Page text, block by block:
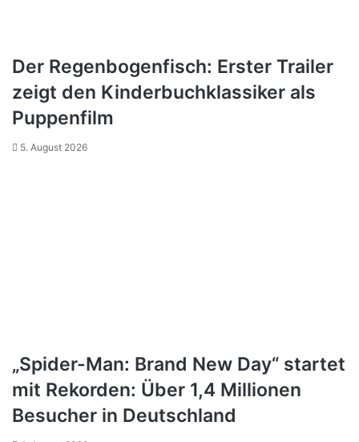
Der Regenbogenfisch: Erster Trailer
zeigt den Kinderbuchklassiker als
Puppenfilm
5. August 2026
„Spider-Man: Brand New Day“ startet
mit Rekorden: Über 1,4 Millionen
Besucher in Deutschland